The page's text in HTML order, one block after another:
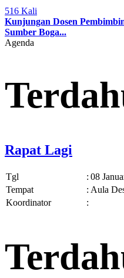
516 Kali
Kunjungan Dosen
Sumber Boga...
Agenda
Rapat Lagi
Tgl : 08
Tempat
: Aula
Koordinator
: